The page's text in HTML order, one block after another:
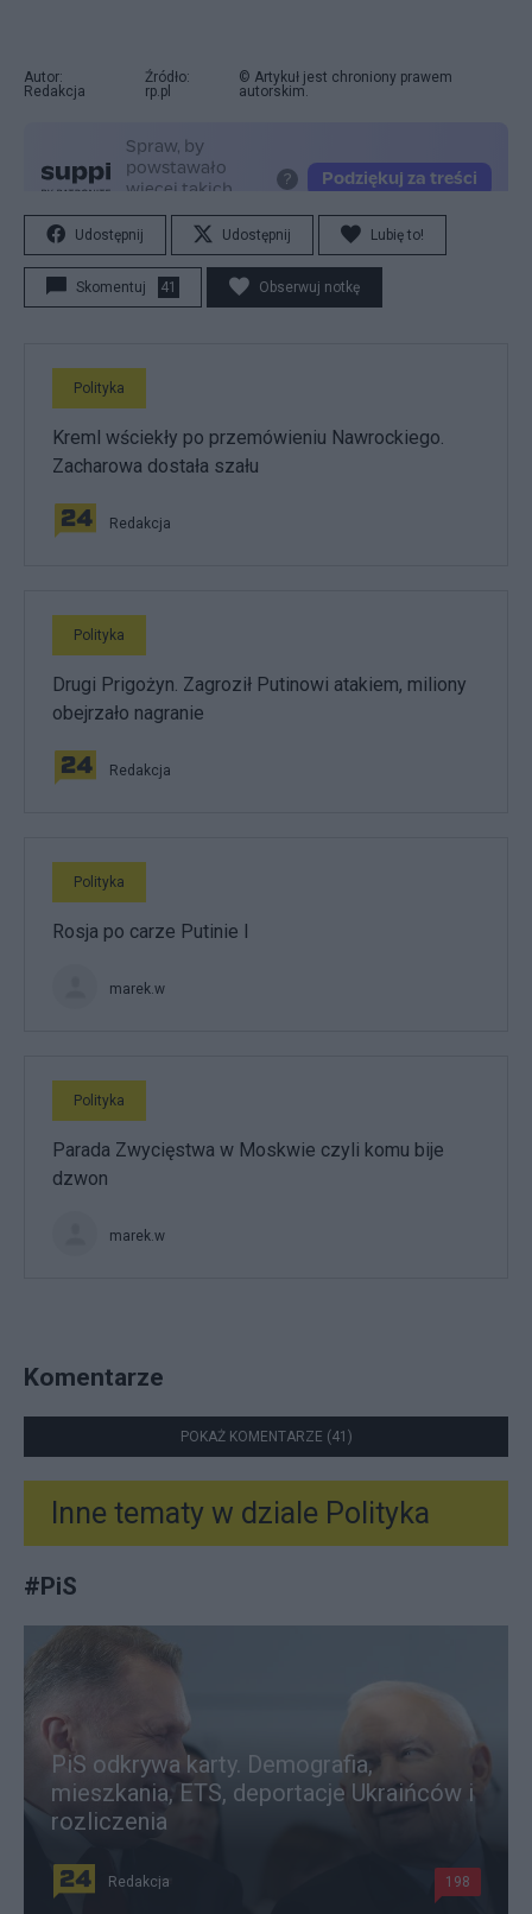
Autor:
Redakcja
Źródło:
rp.pl
© Artykuł jest chroniony prawem
autorskim.
Udostępnij Udostępnij Lubię to!
Skomentuj 41 Obserwuj notkę
Polityka
Kreml wściekły po przemówieniu Nawrockiego.
Zacharowa dostała szału
Redakcja
Polityka
Drugi Prigożyn. Zagroził Putinowi atakiem, miliony
obejrzało nagranie
Redakcja
Polityka
Rosja po carze Putinie I
marek.w
Polityka
Parada Zwycięstwa w Moskwie czyli komu bije
dzwon
marek.w
Komentarze
POKAŻ KOMENTARZE (41)
Inne tematy w dziale Polityka
#PiS
PiS odkrywa karty. Demografia,
mieszkania, ETS, deportacje Ukraińców i
rozliczenia
Redakcja 198